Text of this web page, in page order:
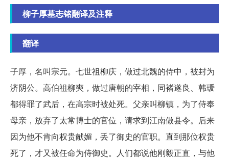
柳子厚墓志铭翻译及注释
翻译
子厚，名叫宗元。七世祖柳庆，做过北魏的侍中，被封为
济阴公。高伯祖柳奭，做过唐朝的宰相，同褚遂良、韩瑗
都得罪了武后，在高宗时被处死。父亲叫柳镇，为了侍奉
母亲，放弃了太常博士的官位，请求到江南做县令。后来
因为他不肯向权贵献媚，丢了御史的官职。直到那位权贵
死了，才又被任命为侍御史。人们都说他刚毅正直，与他